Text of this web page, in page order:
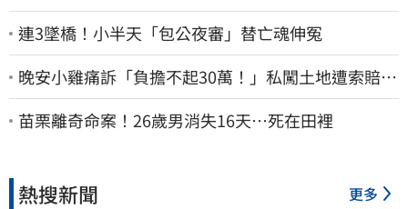
連3墜橋！小半天「包公夜審」替亡魂伸冤
晚安小雞痛訴「負擔不起30萬！」私闖土地遭索賠
崩潰：不接受漫天要價
苗栗離奇命案！26歲男消失16天…死在田裡
熱搜新聞 更多